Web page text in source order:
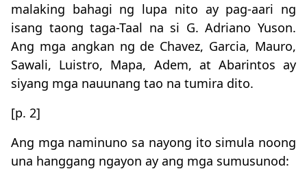
malaking bahagi ng lupa nito ay pag-aari ng
isang taong taga-Taal na si G. Adriano Yuson.
Ang mga angkan ng de Chavez, Garcia, Mauro,
Sawali, Luistro, Mapa, Adem, at Abarintos ay
siyang mga nauunang tao na tumira dito.
[p. 2]
Ang mga naminuno sa nayong ito simula noong
una hanggang ngayon ay ang mga sumusunod: